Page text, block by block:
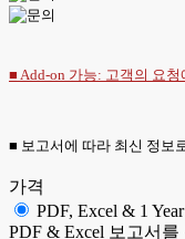
■ Add-on 가능: 고객의 요
■ 보고서에 따라 최신 정보
가격
PDF, Excel & 1
PDF & Excel 보고서